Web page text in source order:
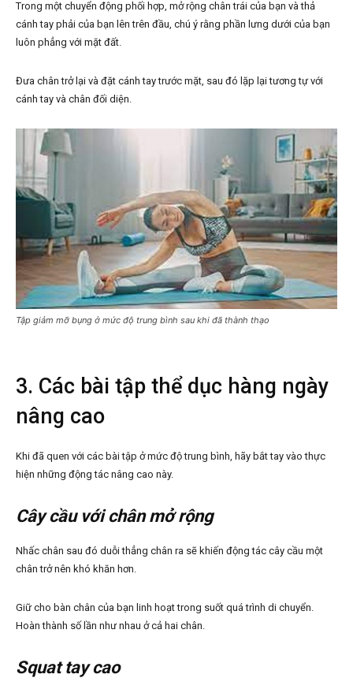
Trong một chuyển động phối hợp, mở rộng chân trái của bạn và thả
cánh tay phải của bạn lên trên đầu, chú ý rằng phần lưng dưới của bạn
luôn phẳng với mặt đất.
Đưa chân trở lại và đặt cánh tay trước mặt, sau đó lặp lại tương tự với
cánh tay và chân đối diện.
Tập giảm mỡ bụng ở mức độ trung bình sau khi đã thành thạo
3. Các bài tập thể dục hàng ngày
nâng cao
Khi đã quen với các bài tập ở mức độ trung bình, hãy bắt tay vào thực
hiện những động tác nâng cao này.
Cây cầu với chân mở rộng
Nhấc chân sau đó duỗi thẳng chân ra sẽ khiến động tác cây cầu một
chân trở nên khó khăn hơn.
Giữ cho bàn chân của bạn linh hoạt trong suốt quá trình di chuyển.
Hoàn thành số lần như nhau ở cả hai chân.
Squat tay cao